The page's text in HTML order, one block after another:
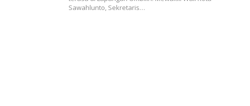
Sawahlunto, Sekretaris…